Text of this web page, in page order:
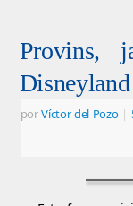
Provins,
Disneyland
porVíctor del Pozo |